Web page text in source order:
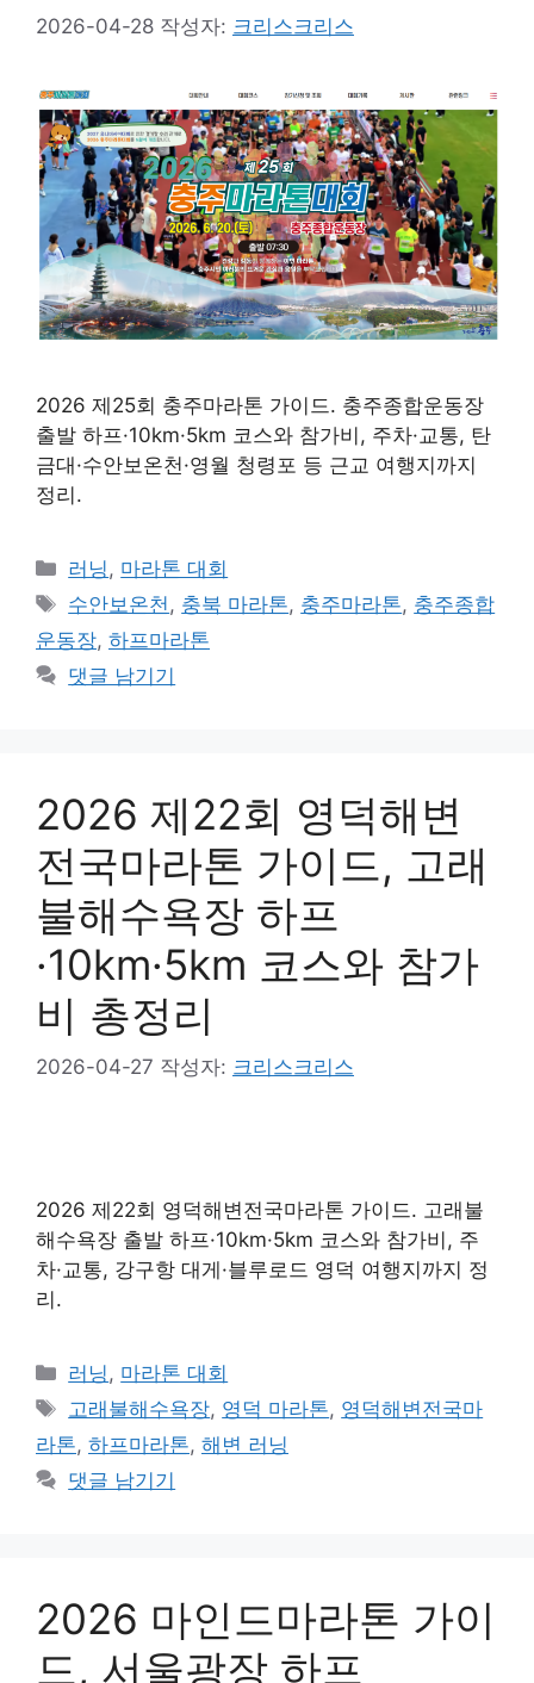
2026-04-28 작성자: 크리스크리스
2026 제25회 충주마라톤 가이드. 충주종합운동장
출발 하프·10km·5km 코스와 참가비, 주차·교통, 탄
금대·수안보온천·영월 청령포 등 근교 여행지까지
정리.
카
테
고
리
러닝 , 마라톤 대회
태
그
수안보온천 , 충북 마라톤, 충주마라톤, 충주종합
운동장, 하프마라톤
댓글 남기기
2026 제22회 영덕해변
전국마라톤 가이드, 고래
불해수욕장 하프
·10km·5km 코스와 참가
비 총정리
2026-04-27 작성자: 크리스크리스
2026 제22회 영덕해변전국마라톤 가이드. 고래불
해수욕장 출발 하프·10km·5km 코스와 참가비, 주
차·교통, 강구항 대게·블루로드 영덕 여행지까지 정
리.
카
테
리
러닝, 마라톤 대회
태
그
고래불해수욕장, 영덕 마라톤, 영덕해변전국마
라톤, 하프마라톤, 해변 러닝
댓글 남기기
2026 마인드마라톤 가이
드, 서울광장 하프